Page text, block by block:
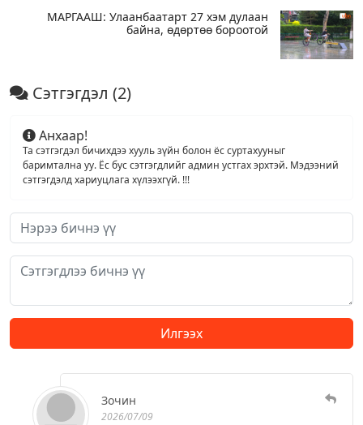
МАРГААШ: Улаанбаатарт 27 хэм дулаан
байна, өдөртөө бороотой
Сэтгэгдэл (2)
Анхаар!
Та сэтгэгдэл бичихдээ хууль зүйн болон ёс суртахууныг
баримтална уу. Ёс бус сэтгэгдлийг админ устгах эрхтэй. Мэдээний
сэтгэгдэлд хариуцлага хүлээхгүй. !!!
Илгээх
Зочин
2026/07/09